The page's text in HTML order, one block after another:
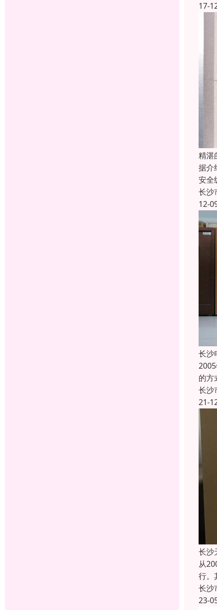
17-
精湛
据介
安全
长沙
12-
长沙
的方
长沙
21-
长沙
从
行。
长沙
23-